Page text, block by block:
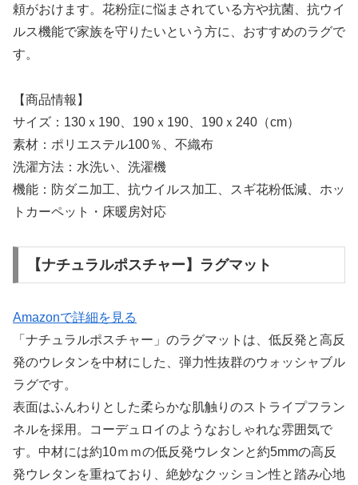
頼がおけます。花粉症に悩まされている方や抗菌、抗ウイ
ルス機能で家族を守りたいという方に、おすすめのラグで
す。
【商品情報】
サイズ：130ｘ190、190ｘ190、190ｘ240（cm）
素材：ポリエステル100％、不織布
洗濯方法：水洗い、洗濯機
機能：防ダニ加工、抗ウイルス加工、スギ花粉低減、ホッ
トカーペット・床暖房対応
【ナチュラルポスチャー】ラグマット
Amazonで詳細を見る
「ナチュラルポスチャー」のラグマットは、低反発と高反
発のウレタンを中材にした、弾力性抜群のウォッシャブル
ラグです。
表面はふんわりとした柔らかな肌触りのストライプフラン
ネルを採用。コーデュロイのようなおしゃれな雰囲気で
す。中材には約10ｍｍの低反発ウレタンと約5mmの高反
発ウレタンを重ねており、絶妙なクッション性と踏み心地